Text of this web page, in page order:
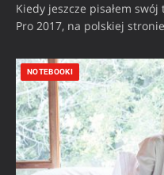
Kiedy jeszcze pisałem
Pro 2017, na polskiej
NOTEBOOKI